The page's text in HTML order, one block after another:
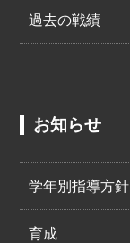
過去の戦績
お知らせ
学年別指導方針
育成